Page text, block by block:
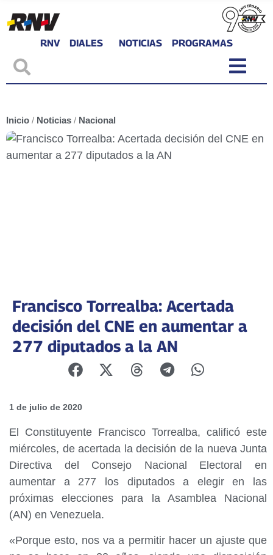
RNV DIALES NOTICIAS PROGRAMAS
Inicio / Noticias / Nacional
Francisco Torrealba: Acertada
decisión del CNE en aumentar a
277 diputados a la AN
1 de julio de 2020
El Constituyente Francisco Torrealba, calificó este
miércoles, de acertada la decisión de la nueva Junta
Directiva del Consejo Nacional Electoral en
aumentar a 277 los diputados a elegir en las
próximas elecciones para la Asamblea Nacional
(AN) en Venezuela.
«Porque esto, nos va a permitir hacer un ajuste que